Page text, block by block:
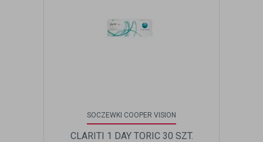
SOCZEWKI COOPER VISION
CLARITI 1 DAY TORIC 30 SZT.